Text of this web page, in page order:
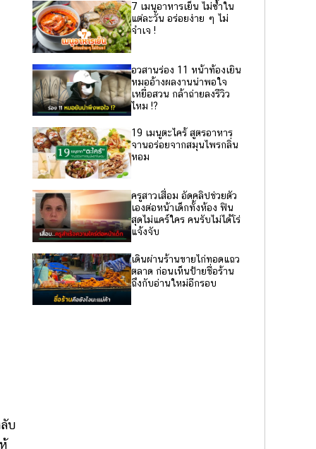
บ
7 เมนูอาหารเย็น ไม่ซ้ำใน
แต่ละวัน อร่อยง่าย ๆ ไม่
จำเจ !
อวสานร่อง 11 หน้าท้องเยิน
หมออ้างผลงานน่าพอใจ
เหยื่อสวน กล้าถ่ายลงรีวิว
ไหม !?
19 เมนูตะไคร้ สูตรอาหาร
จานอร่อยจากสมุนไพรกลิ่น
หอม
ครูสาวเสื่อม อัดคลิปช่วยตัว
เองต่อหน้าเด็กทั้งห้อง ฟิน
สุดไม่แคร์ใคร คนรับไม่ได้โร่
แจ้งจับ
เดินผ่านร้านขายไก่ทอดแถว
ตลาด ก่อนเห็นป้ายชื่อร้าน
ถึงกับอ่านใหม่อีกรอบ